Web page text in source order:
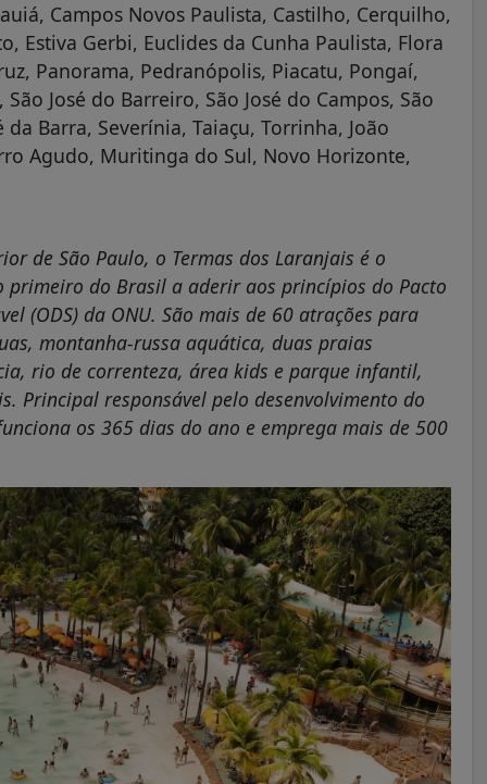
Campos Novos Paulista, Castilho, Cerquilho,
Estiva Gerbi, Euclides da Cunha Paulista, Flora
Panorama, Pedranópolis, Piacatu, Pongaí,
José do Barreiro, São José do Campos, São
da Barra, Severínia, Taiaçu, Torrinha, João
Agudo, Muritinga do Sul, Novo Horizonte,
de São Paulo, o Termas dos Laranjais é o
do Brasil a aderir aos princípios do Pacto
(ODS) da ONU. São mais de 60 atrações para
montanha-russa aquática, duas praias
rio de correnteza, área kids e parque infantil,
Principal responsável pelo desenvolvimento do
os 365 dias do ano e emprega mais de 500